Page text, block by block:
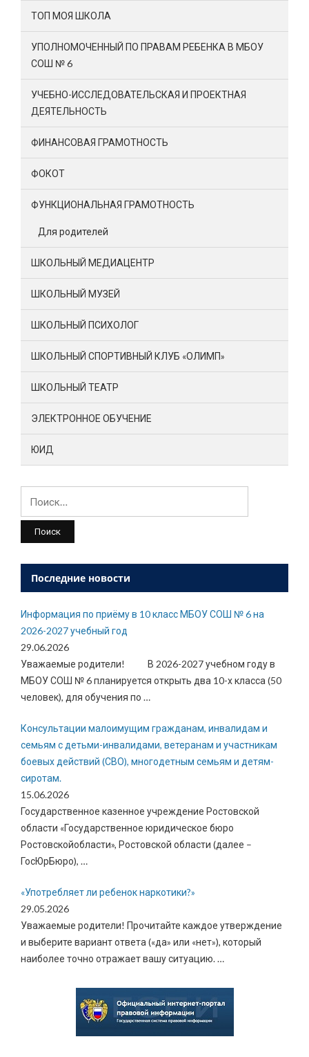
ТОП МОЯ ШКОЛА
УПОЛНОМОЧЕННЫЙ ПО ПРАВАМ РЕБЕНКА В МБОУ
СОШ № 6
УЧЕБНО-ИССЛЕДОВАТЕЛЬСКАЯ И ПРОЕКТНАЯ
ДЕЯТЕЛЬНОСТЬ
ФИНАНСОВАЯ ГРАМОТНОСТЬ
ФОКОТ
ФУНКЦИОНАЛЬНАЯ ГРАМОТНОСТЬ
Для родителей
ШКОЛЬНЫЙ МЕДИАЦЕНТР
ШКОЛЬНЫЙ МУЗЕЙ
ШКОЛЬНЫЙ ПСИХОЛОГ
ШКОЛЬНЫЙ СПОРТИВНЫЙ КЛУБ «ОЛИМП»
ШКОЛЬНЫЙ ТЕАТР
ЭЛЕКТРОННОЕ ОБУЧЕНИЕ
ЮИД
Последние новости
Информация по приёму в 10 класс МБОУ СОШ № 6 на
2026-2027 учебный год
29.06.2026
Уважаемые родители! В 2026-2027 учебном году в
МБОУ СОШ № 6 планируется открыть два 10-х класса (50
человек), для обучения по …
Консультации малоимущим гражданам, инвалидам и
семьям с детьми-инвалидами, ветеранам и участникам
боевых действий (СВО), многодетным семьям и детям-
сиротам.
15.06.2026
Государственное казенное учреждение Ростовской
области «Государственное юридическое бюро
Ростовскойобласти», Ростовской области (далее –
ГосЮрБюро), …
«Употребляет ли ребенок наркотики?»
29.05.2026
Уважаемые родители! Прочитайте каждое утверждение
и выберите вариант ответа («да» или «нет»), который
наиболее точно отражает вашу ситуацию.…